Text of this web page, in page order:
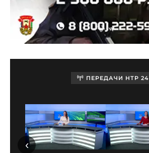
ПЕРЕДАЧИ НТР 24
‹